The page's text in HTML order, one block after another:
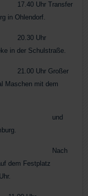
Transfer
in Ohlendorf.
in der Schulstraße.
Großer
Maschen mit dem
Nach
dem Festplatz